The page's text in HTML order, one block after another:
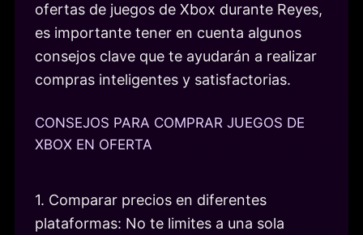
ofertas de juegos de Xbox durante Reyes,
es importante tener en cuenta algunos
consejos clave que te ayudarán a realizar
compras inteligentes y satisfactorias.
CONSEJOS PARA COMPRAR JUEGOS DE
XBOX EN OFERTA
1. Comparar precios en diferentes
plataformas: No te limites a una sola